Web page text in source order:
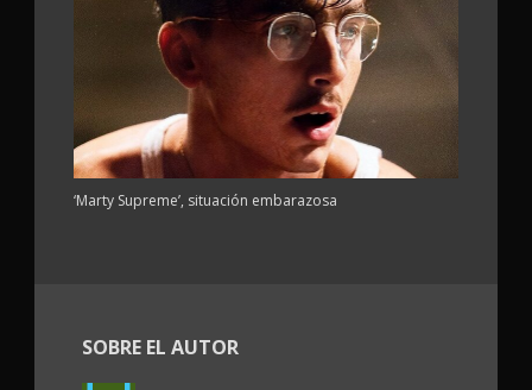
‘Marty Supreme’, situación embarazosa
SOBRE EL AUTOR